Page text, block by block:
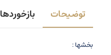
توضیحات بازخوردها
بخشها :